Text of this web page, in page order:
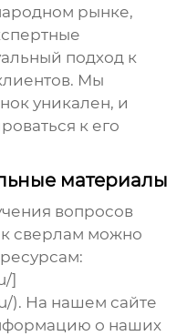
рынке,
подход к
Мы
уникален, и
к его
материалы
вопросов
к сверлам можно
]
). На нашем сайте
о наших